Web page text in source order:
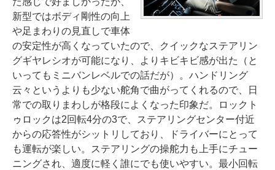
新型ではボディ剛性の向上
や足まわりの見直しで車体
の安定性が高くなっていたので、クイックなステアリン
グギヤレシオが可能になり、よりキビキビ感が出た（と
いってもミニバンレベルでの話だが）。ハンドリング
云々というよりも少ない舵角で曲がってくれるので、日
常での取りまわしが格段によくなった印象だ。ロックト
ゥロックは2回転4分の3で、ステアリングセンター付近
からの応答性がシットリしており、ドライバーにとって
も運転が楽しい。ステアリングの操舵力も上手にチュー
ニングされ、適度に軽く誰にでも使いやすい。最小回転